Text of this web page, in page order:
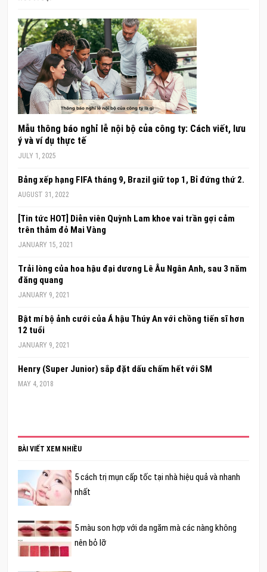
Mẫu thông báo nghỉ lễ nội bộ của công ty: Cách viết, lưu
ý và ví dụ thực tế
JULY 1, 2025
Bảng xếp hạng FIFA tháng 9, Brazil giữ top 1, Bỉ đứng thứ 2.
AUGUST 31, 2022
[Tin tức HOT] Diễn viên Quỳnh Lam khoe vai trần gợi cảm
trên thảm đỏ Mai Vàng
JANUARY 15, 2021
Trải lòng của hoa hậu đại dương Lê Âu Ngân Anh, sau 3 năm
đăng quang
JANUARY 9, 2021
Bật mí bộ ảnh cưới của Á hậu Thúy An với chồng tiến sĩ hơn
12 tuổi
JANUARY 9, 2021
Henry (Super Junior) sắp đặt dấu chấm hết với SM
MAY 4, 2018
BÀI VIẾT XEM NHIỀU
5 cách trị mụn cấp tốc tại nhà hiệu quả và nhanh
nhất
5 màu son hợp với da ngăm mà các nàng không
nên bỏ lỡ